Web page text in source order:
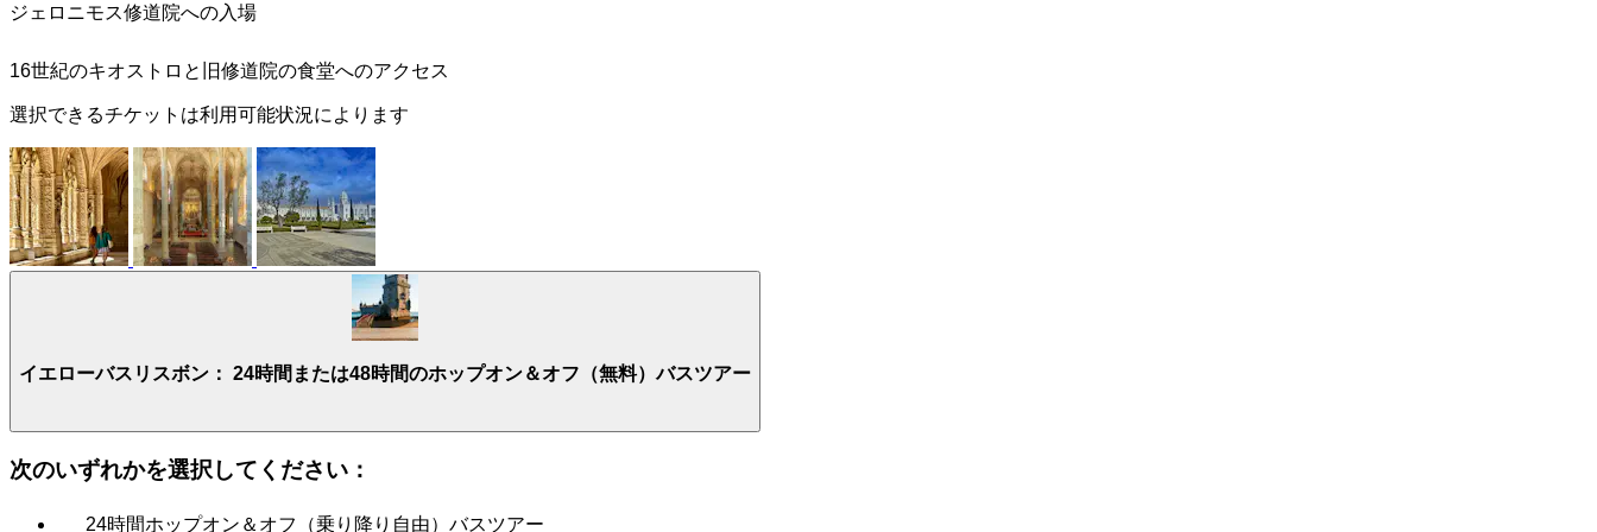
ジェロニモス修道院への入場
16世紀のキオストロと旧修道院の食堂へのアクセス
選択できるチケットは利用可能状況によります
イエローバスリスボン： 24時間または48時間のホップオン＆オフ（無料）バスツアー
次のいずれかを選択してください：
24時間ホップオン＆オフ（乗り降り自由）バスツアー